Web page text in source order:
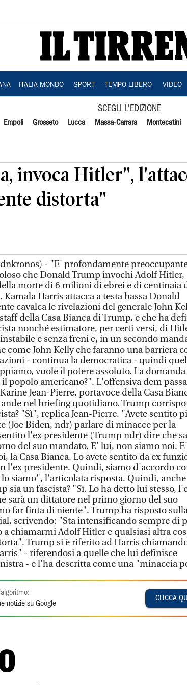
ITALIA MONDO SPORT TEMPO LIBERO VIDEO
SCEGLI L'EDIZIONE
Empoli Grosseto Lucca Massa-Carrara Montecatini
invoca Hitler",
distorta"
- "E' profondamente
che Donald Trump invochi Adolf Hitler,
morte di 6 milioni di ebrei e di centinaia
Harris attacca a testa bassa Donald
cavalca le rivelazioni del generale John
della Casa Bianca di Trump, e che ha
nonché estimatore, per certi versi, di
e senza freni e, in un secondo
come John Kelly che faranno una barriera
- continua la democratica - quindi
vuole il potere assoluto. La
il popolo americano?". L'offensiva dem passa
Jean-Pierre, portavoce della Casa
nel briefing quotidiano. Trump
"Sì", replica Jean-Pierre. "Avete sentito
(Joe Biden, ndr) parlare di minacce per la
l'ex presidente (Trump ndr) dire che
del suo mandato. E' lui, non siamo noi.
la Casa Bianca. Lo avete sentito da ex
l'ex presidente. Quindi, siamo d'accordo
siamo", l'articolata risposta. Quindi, anche
sia un fascista? "Sì. Lo ha detto lui stesso,
sarà un dittatore nel primo giorno del suo
far finta di niente". Trump ha risposto
scrivendo: "Sta intensificando sempre di
a chiamarmi Adolf Hitler e qualsiasi altra
Trump si è riferito ad Harris
- riferendosi a quelle che lui definisce
- e l'ha descritta come una "minaccia
notizie su Google
CLICCA QUI